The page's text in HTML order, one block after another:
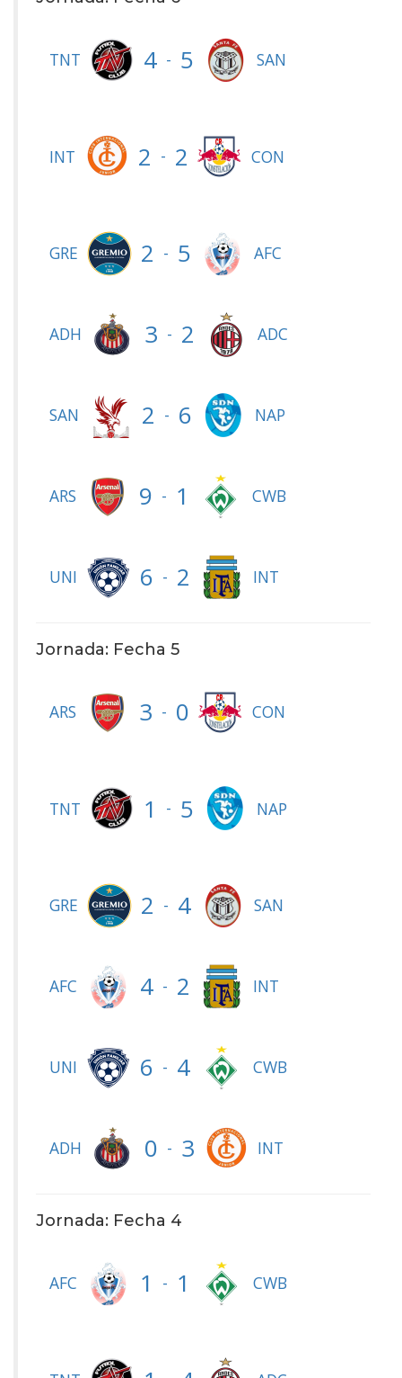
TNT 4 - 5 SAN
INT 2 - 2 CON
GRE 2 - 5 AFC
ADH 3 - 2 ADC
SAN 2 - 6 NAP
ARS 9 - 1 CWB
UNI 6 - 2 INT
Jornada: Fecha 5
ARS 3 - 0 CON
TNT 1 - 5 NAP
GRE 2 - 4 SAN
AFC 4 - 2 INT
UNI 6 - 4 CWB
ADH 0 - 3 INT
Jornada: Fecha 4
AFC 1 - 1 CWB